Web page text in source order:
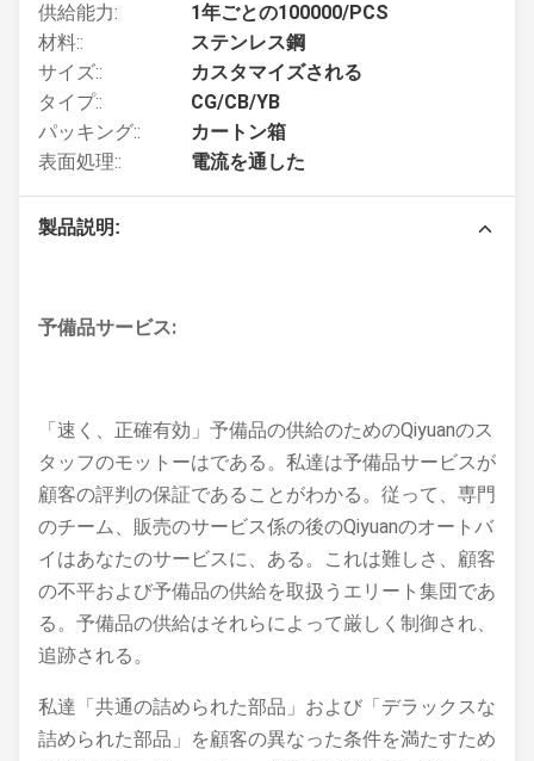
供給能力:
1年ごとの100000/PCS
材料::
ステンレス鋼
サイズ::
カスタマイズされる
タイプ::
CG/CB/YB
パッキング::
カートン箱
表面処理::
電流を通した
製品説明:
予備品サービス:
「速く、正確有効」予備品の供給のためのQiyuanのス
タッフのモットーはである。私達は予備品サービスが
顧客の評判の保証であることがわかる。従って、専門
のチーム、販売のサービス係の後のQiyuanのオートバ
イはあなたのサービスに、ある。これは難しさ、顧客
の不平および予備品の供給を取扱うエリート集団であ
る。予備品の供給はそれらによって厳しく制御され、
追跡される。
私達「共通の詰められた部品」および「デラックスな
詰められた部品」を顧客の異なった条件を満たすため